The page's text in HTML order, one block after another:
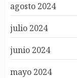
agosto 2024
julio 2024
junio 2024
mayo 2024